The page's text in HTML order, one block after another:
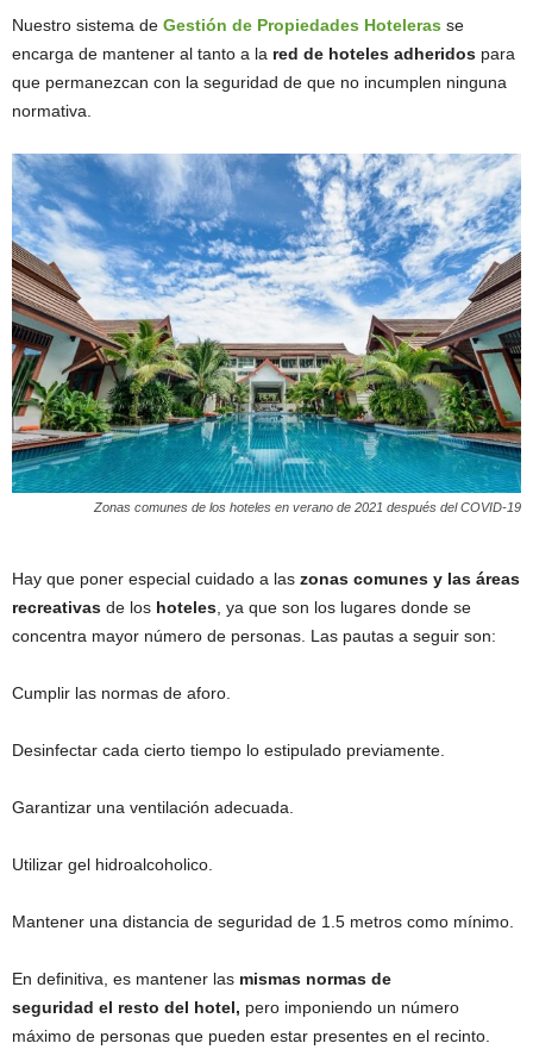
Nuestro sistema de Gestión de Propiedades Hoteleras se
encarga de mantener al tanto a la red de hoteles adheridos para
que permanezcan con la seguridad de que no incumplen ninguna
normativa.
Zonas comunes de los hoteles en verano de 2021 después del COVID-19
Hay que poner especial cuidado a las zonas comunes y las áreas
recreativas de los hoteles , ya que son los lugares donde se
concentra mayor número de personas. Las pautas a seguir son:
Cumplir las normas de aforo.
Desinfectar cada cierto tiempo lo estipulado previamente.
Garantizar una ventilación adecuada.
Utilizar gel hidroalcoholico.
Mantener una distancia de seguridad de 1.5 metros como mínimo.
En definitiva, es mantener las mismas normas de
seguridad el resto del hotel, pero imponiendo un número
máximo de personas que pueden estar presentes en el recinto.